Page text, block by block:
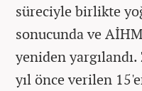
süreciyle birlikte
sonucunda ve
yeniden
yıl önce verilen